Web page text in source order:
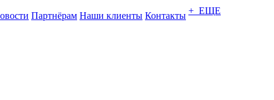
Партнёрам Наши клиенты Контакты + ЕЩЕ